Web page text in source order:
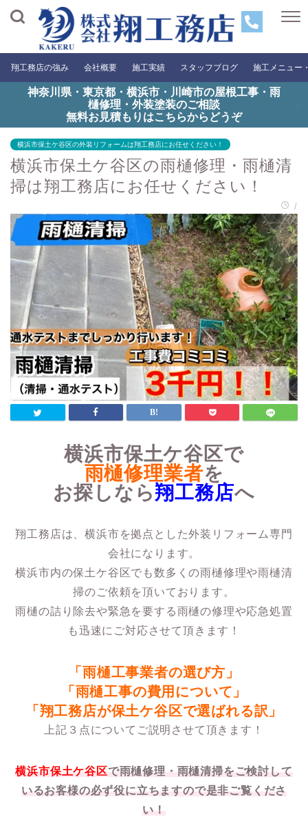
翔工務店の強み 会社概要 施工実績 スタッフブログ 施工メニュー
神奈川県・東京都・横浜市・川崎市の屋根工事・雨
樋修理・外装塗装のご相談
無料お見積もりはこちらからどうぞ
横浜市保土ケ谷区の外装リフォームは翔工務店にお任せください！
横浜市保土ケ谷区の雨樋修理・雨樋清
掃は翔工務店にお任せください！
/
横浜市保土ケ谷区で
雨樋修理業者を
お探しなら翔工務店へ
翔工務店は、横浜市を拠点とした外装リフォーム専門
会社になります。
横浜市内の保土ケ谷区でも数多くの雨樋修理や雨樋清
掃のご依頼を頂いております。
雨樋の詰り除去や緊急を要する雨樋の修理や応急処置
も迅速にご対応させて頂きます！
「雨樋工事業者の選び方」
「雨樋工事の費用について」
「翔工務店が保土ケ谷区で選ばれる訳」
上記３点についてご説明させて頂きます！
横浜市保土ケ谷区で雨樋修理・雨樋清掃をご検討して
いるお客様の必ず役に立ちますので是非ご覧くださ
い！